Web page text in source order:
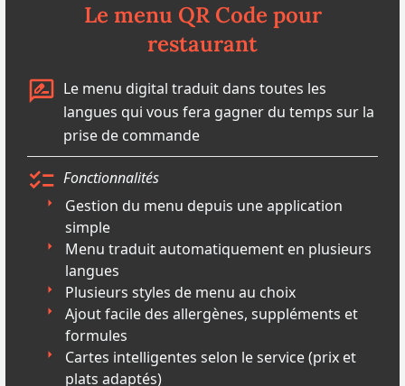
Le menu QR Code pour
restaurant
Le menu digital traduit dans toutes les
langues qui vous fera gagner du temps sur la
prise de commande
Fonctionnalités
Gestion du menu depuis une application
simple
Menu traduit automatiquement en plusieurs
langues
Plusieurs styles de menu au choix
Ajout facile des allergènes, suppléments et
formules
Cartes intelligentes selon le service (prix et
plats adaptés)